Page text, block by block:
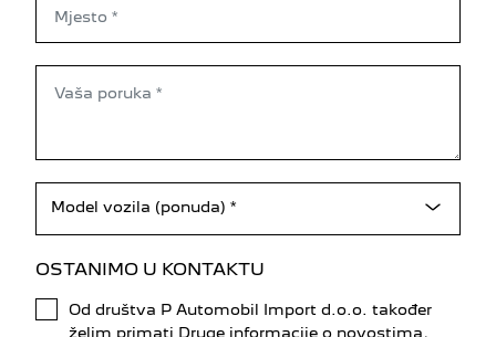
Model vozila (ponuda) *
OSTANIMO U KONTAKTU
Od društva P Automobil Import d.o.o. također
želim primati Druge informacije o novostima,